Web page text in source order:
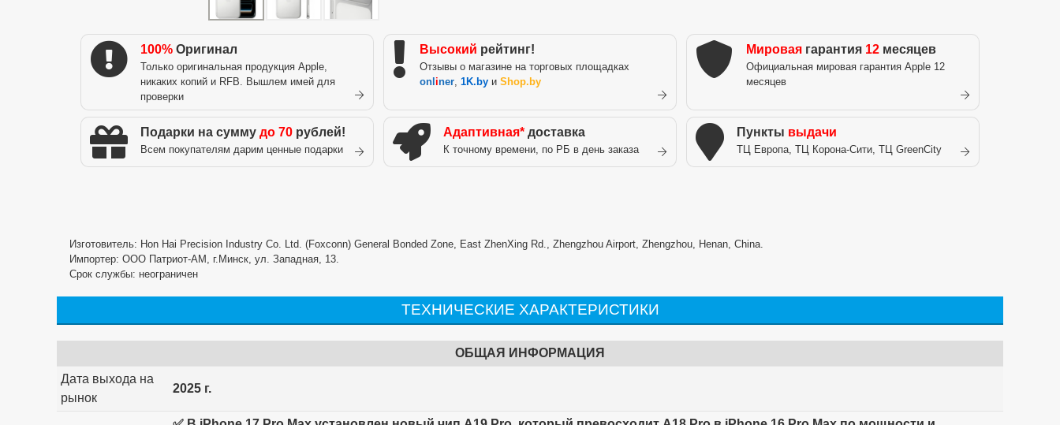
100% Оригинал
Только оригинальная продукция Apple,
никаких копий и RFB. Вышлем имей для
проверки
Высокий рейтинг!
Отзывы о магазине на торговых площадках
onl iner 1K.by и Shop.by
Мировая гарантия 12 месяцев
Официальная мировая гарантия Apple 12
месяцев
Подарки на сумму до 70 рублей!
Всем покупателям дарим ценные подарки
Адаптивная* доставка
К точному времени, по РБ в день заказа
Пункты выдачи
ТЦ Европа, ТЦ Корона-Сити, ТЦ GreenCity
Изготовитель: Hon Hai Precision Industry Co. Ltd. (Foxconn) General Bonded Zone, East ZhenXing Rd., Zhengzhou Airport, Zhengzhou, Henan, China.
Импортер: ООО Патриот-АМ, г.Минск, ул. Западная, 13.
Срок службы: неограничен
ТЕХНИЧЕСКИЕ ХАРАКТЕРИСТИКИ
ОБЩАЯ ИНФОРМАЦИЯ
Дата выхода на
рынок
2025 г.